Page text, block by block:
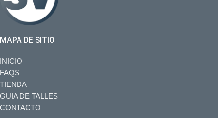
MAPA DE SITIO
INICIO
FAQS
TIENDA
GUIA DE TALLES
CONTACTO